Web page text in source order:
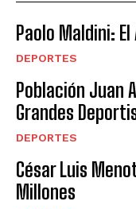
Paolo Maldini:
DEPORTES
Población Juan
Grandes
DEPORTES
César Luis
Millones